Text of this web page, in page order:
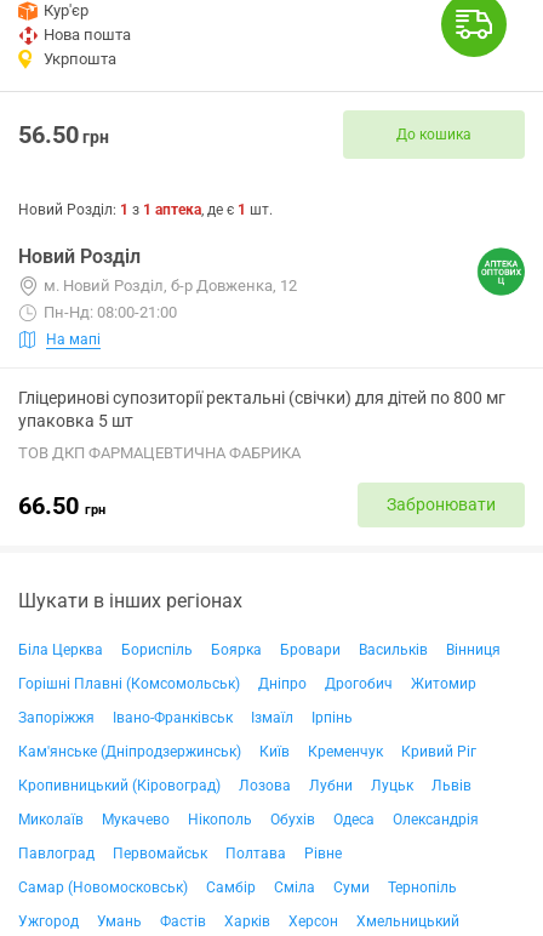
Кур'єр
Нова пошта
Укрпошта
56.50грн До кошика
Новий Розділ: 1 з 1 аптека, де є 1 шт.
Новий Розділ
м. Новий Розділ, б-р Довженка, 12
Пн-Нд: 08:00-21:00
На мапі
Гліцеринові супозиторії ректальні (свічки) для дітей по 800 мг
упаковка 5 шт
ТОВ ДКП ФАРМАЦЕВТИЧНА ФАБРИКА
66.50 грн Забронювати
Шукати в інших регіонах
Біла Церква Бориспіль Боярка Бровари Васильків
Вінниця
Горішні Плавні (Комсомольськ)
Дніпро Дрогобич
Житомир
Запоріжжя
Івано-Франківськ Ізмаїл
Ірпінь
Кам'янське (Дніпродзержинськ)
Київ Кременчук
Кривий Ріг
Кропивницький (Кіровоград)
Лозова Лубни Луцьк
Львів
Миколаїв
Мукачево Нікополь Обухів Одеса
Олександрія
Павлоград
Первомайськ Полтава
Рівне
Самар (Новомосковськ)
Самбір Сміла Суми
Тернопіль
Ужгород
Умань Фастів Харків Херсон
Хмельницький